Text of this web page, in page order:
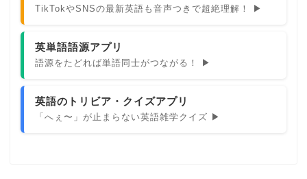
TikTokやSNSの最新英語も音声つきで超絶理解！ ▶
英単語語源アプリ
語源をたどれば単語同士がつながる！ ▶
英語のトリビア・クイズアプリ
「へぇ〜」が止まらない英語雑学クイズ ▶